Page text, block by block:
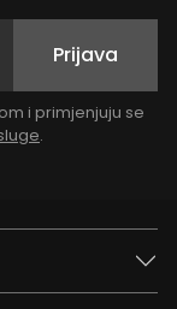
Prijava
i primjenjuju se
.